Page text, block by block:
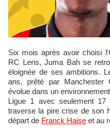
Six mois après avoir choisi l'OGC Nice plutôt qu'un retour au
RC Lens, Juma Bah se
éloignée de ses ambitions.
ans, prêté par Manchester
évolue dans un
Ligue 1 avec seulement
traverse la pire crise de son
départ de Franck Haise et au